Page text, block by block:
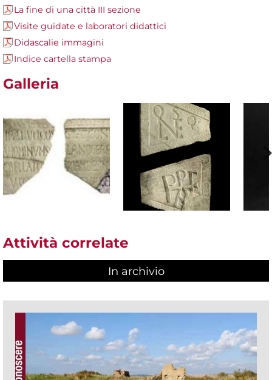
La fine di una città III sezione
Visite guidate e laboratori didattici
Didascalie immagini
Indice cartella stampa
Galleria
Attività correlate
In archivio